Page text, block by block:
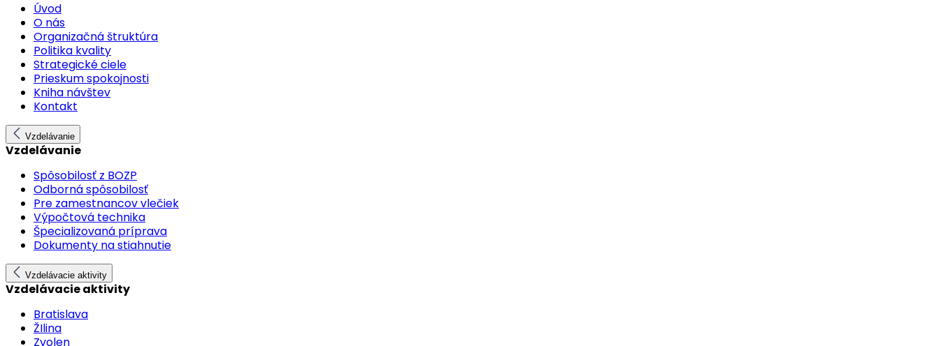
Úvod
O nás
Organizačná štruktúra
Politika kvality
Strategické ciele
Prieskum spokojnosti
Kniha návštev
Kontakt
Vzdelávanie
Vzdelávanie
Spôsobilosť z BOZP
Odborná spôsobilosť
Pre zamestnancov vlečiek
Výpočtová technika
Špecializovaná príprava
Dokumenty na stiahnutie
Vzdelávacie aktivity
Vzdelávacie aktivity
Bratislava
ŽIlina
Zvolen